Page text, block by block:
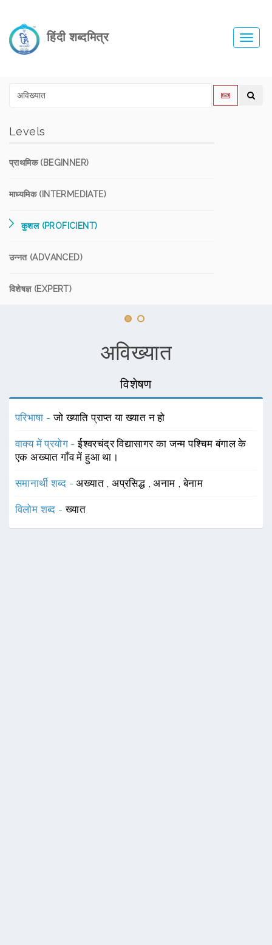
हिंदी शब्दमित्र
Levels
प्राथमिक (BEGINNER)
माध्यमिक (INTERMEDIATE)
कुशल (PROFICIENT)
उन्नत (ADVANCED)
विशेषज्ञ (EXPERT)
अविख्यात
विशेषण
परिभाषा -जो ख्याति प्राप्त या ख्यात न हो
वाक्य में प्रयोग -ईश्वरचंद्र विद्यासागर का जन्म पश्चिम बंगाल के
एक अख्यात गाँव में हुआ था।
समानार्थी शब्द -अख्यात ,अप्रसिद्ध ,अनाम ,बेनाम
विलोम शब्द -ख्यात